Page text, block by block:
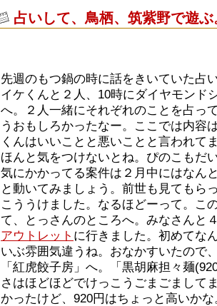
占いして、鳥栖、筑紫野で遊ぶ
先週のもつ鍋の時に話をきいていた占
イケくんと２人、10時にダイヤモンド
へ。２人一緒にそれぞれのことを占っ
うおもしろかったなー。ここでは内容
くんはいいことと悪いことと言われて
ほんと気をつけないとね。ぴのこもだ
気にかかってる案件は２月中にはなん
と動いてみましょう。前世も見てもら
こううけました。なるほどーって。こ
て、とっさんのところへ。みなさんと
アウトレット に行きました。初めてな
いぶ雰囲気違うね。おなかすいたので
「紅虎餃子房」へ。「黒胡麻担々麺
さはほどほどでけっこうごまごまして
かったけど、920円はちょっと高いか